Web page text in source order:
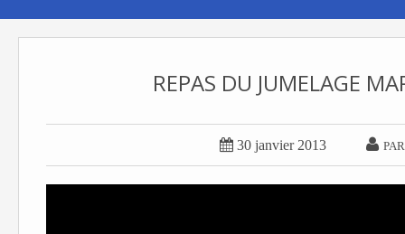
REPAS DU JUMELAGE
 30 janvier 2013 